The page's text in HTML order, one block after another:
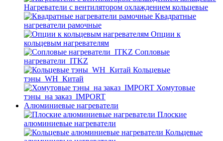
Нагреватели с вентилятором охлаждением кольцевые
Квадратные
нагреватели рамочные
Опции к
кольцевым нагревателям
Cопловые
нагреватели_ITKZ
Кольцевые
тэны_WH_Китай
Хомутовые
тэны_на заказ_IMPORT
Алюминиевые нагреватели
Плоские
алюминиевые нагреватели
Кольцевые